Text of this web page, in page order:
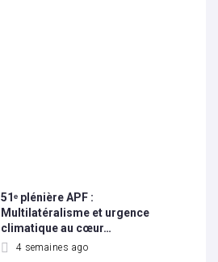
51ᵉ plénière APF :
Multilatéralisme et urgence
climatique au cœur…
4 semaines ago